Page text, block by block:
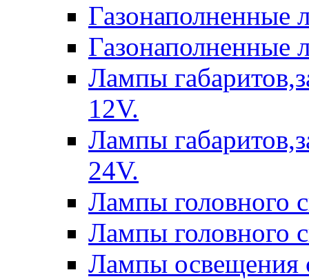
Газонаполненные
Газонаполненные
Лампы
12V.
Лампы
24V.
Лампы головного
Лампы головного
Лампы освещения